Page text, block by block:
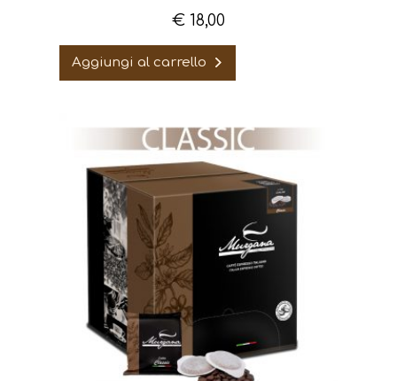
€ 18,00
Aggiungi al carrello